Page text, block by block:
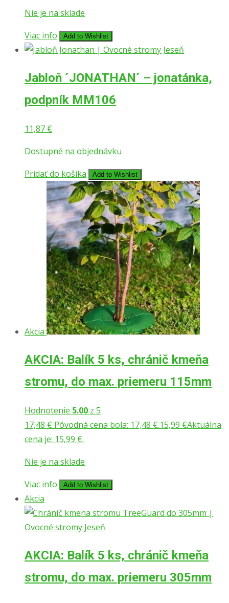
Nie je na sklade
Viac info
Add to Wishlist
Jabloň ´JONATHAN´ – jonatánka,
podpník MM106
11,87 €
Dostupné na objednávku
Pridať do košíka
Add to Wishlist
Akcia
AKCIA: Balík 5 ks, chránič kmeňa
stromu, do max. priemeru 115mm
Hodnotenie 5.00 z 5
17,48€ Pôvodná cena bola: 17,48 €.15,99 €Aktuálna
cena je: 15,99 €.
Nie je na sklade
Viac info
Add to Wishlist
Akcia
AKCIA: Balík 5 ks, chránič kmeňa
stromu, do max. priemeru 305mm